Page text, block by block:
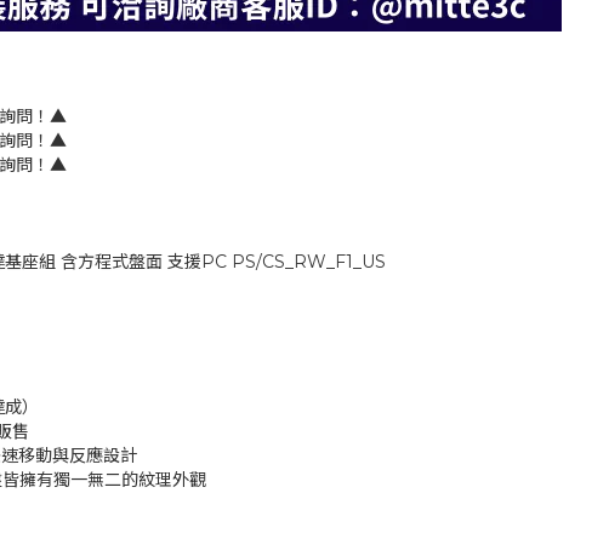
問！▲
問！▲
問！▲
座組 含方程式盤面 支援PC PS/CS_RW_F1_US
）
售
移動與反應設計
擁有獨一無二的紋理外觀